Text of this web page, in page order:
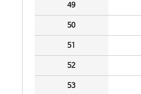
49
50
51
52
53